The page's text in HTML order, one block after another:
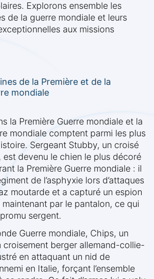
Explorons ensemble les
de la guerre mondiale et leurs
aux missions
de la Première et de la
mondiale
la Première Guerre mondiale et la
mondiale comptent parmi les plus
Sergeant Stubby, un croisé
est devenu le chien le plus décoré
la Première Guerre mondiale : il
de l’asphyxie lors d’attaques
moutarde et a capturé un espion
maintenant par le pantalon, ce qui
sergent.
Guerre mondiale, Chips, un
croisement berger allemand-collie-
en attaquant un nid de
en Italie, forçant l’ensemble